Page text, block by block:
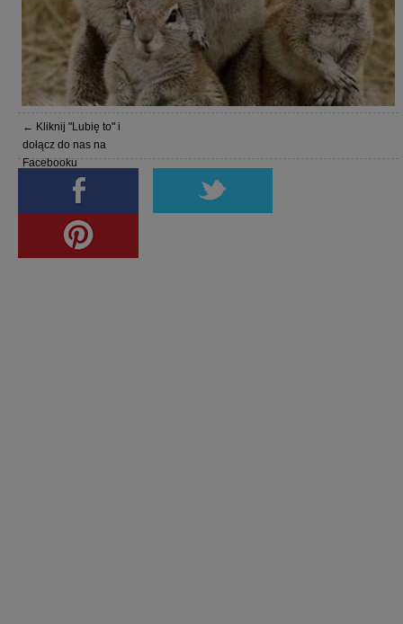
← Kliknij "Lubię to" i
dołącz do nas na
Facebooku